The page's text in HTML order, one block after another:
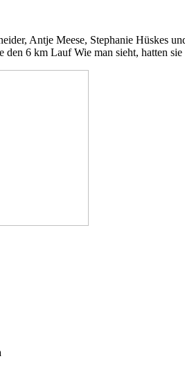
Antje Meese, Stephanie Hüskes
den 6 km Lauf Wie man sieht, hatten